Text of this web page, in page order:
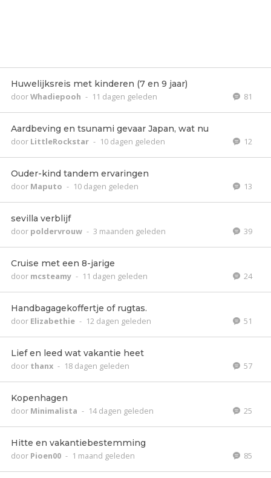
Huwelijksreis met kinderen (7 en 9 jaar)
doorWhadiepooh - 11 dagen geleden 81
Aardbeving en tsunami gevaar Japan, wat nu
door LittleRockstar - 10 dagen geleden 12
Ouder-kind tandem ervaringen
door Maputo - 10 dagen geleden 13
sevilla verblijf
door poldervrouw - 3 maanden geleden 39
Cruise met een 8-jarige
door mcsteamy - 11 dagen geleden 24
Handbagagekoffertje of rugtas.
door Elizabethie - 12 dagen geleden 51
Lief en leed wat vakantie heet
door thanx - 18 dagen geleden 57
Kopenhagen
door Minimalista - 14 dagen geleden 25
Hitte en vakantiebestemming
door Pioen00 - 1 maand geleden 85